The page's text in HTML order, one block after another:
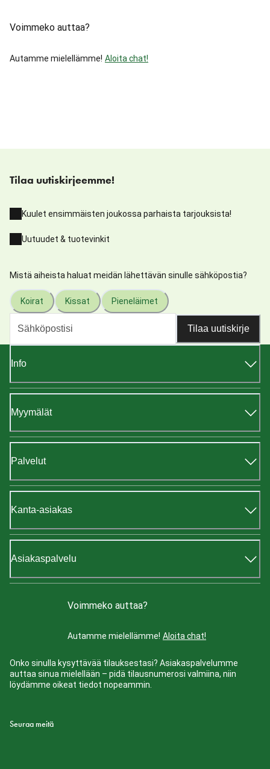
Voimmeko auttaa?
Autamme mielellämme! Aloita chat!
Tilaa uutiskirjeemme!
Kuulet ensimmäisten joukossa parhaista tarjouksista!
Uutuudet & tuotevinkit
Mistä aiheista haluat meidän lähettävän sinulle sähköpostia?
Koirat Kissat Pieneläimet
Tilaa uutiskirje
Info
Myymälät
Palvelut
Kanta-asiakas
Asiakaspalvelu
Voimmeko auttaa?
Autamme mielellämme! Aloita chat!
Onko sinulla kysyttävää tilauksestasi? Asiakaspalvelumme
auttaa sinua mielellään – pidä tilausnumerosi valmiina, niin
löydämme oikeat tiedot nopeammin.
Seuraa meitä